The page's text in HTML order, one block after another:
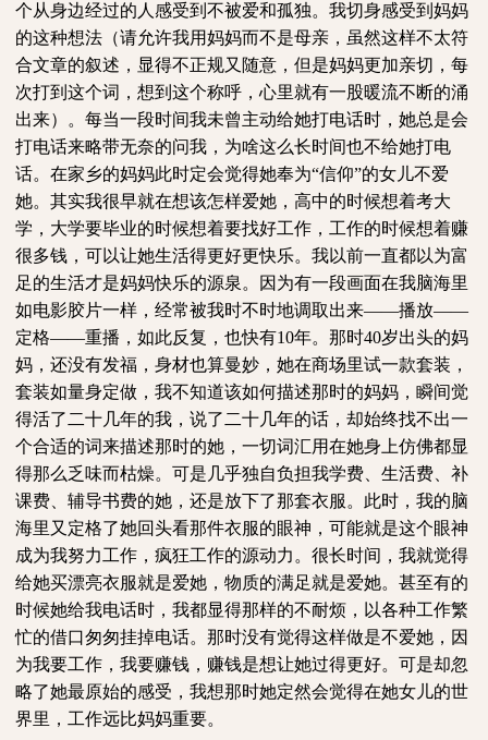
个从身边经过的人感受到不被爱和孤独。我切身感受到妈妈
的这种想法（请允许我用妈妈而不是母亲，虽然这样不太符
合文章的叙述，显得不正规又随意，但是妈妈更加亲切，每
次打到这个词，想到这个称呼，心里就有一股暖流不断的涌
出来）。每当一段时间我未曾主动给她打电话时，她总是会
打电话来略带无奈的问我，为啥这么长时间也不给她打电
话。在家乡的妈妈此时定会觉得她奉为“信仰”的女儿不爱
她。其实我很早就在想该怎样爱她，高中的时候想着考大
学，大学要毕业的时候想着要找好工作，工作的时候想着赚
很多钱，可以让她生活得更好更快乐。我以前一直都以为富
足的生活才是妈妈快乐的源泉。因为有一段画面在我脑海里
如电影胶片一样，经常被我时不时地调取出来——播放——
定格——重播，如此反复，也快有10年。那时40岁出头的妈
妈，还没有发福，身材也算曼妙，她在商场里试一款套装，
套装如量身定做，我不知道该如何描述那时的妈妈，瞬间觉
得活了二十几年的我，说了二十几年的话，却始终找不出一
个合适的词来描述那时的她，一切词汇用在她身上仿佛都显
得那么乏味而枯燥。可是几乎独自负担我学费、生活费、补
课费、辅导书费的她，还是放下了那套衣服。此时，我的脑
海里又定格了她回头看那件衣服的眼神，可能就是这个眼神
成为我努力工作，疯狂工作的源动力。很长时间，我就觉得
给她买漂亮衣服就是爱她，物质的满足就是爱她。甚至有的
时候她给我电话时，我都显得那样的不耐烦，以各种工作繁
忙的借口匆匆挂掉电话。那时没有觉得这样做是不爱她，因
为我要工作，我要赚钱，赚钱是想让她过得更好。可是却忽
略了她最原始的感受，我想那时她定然会觉得在她女儿的世
界里，工作远比妈妈重要。